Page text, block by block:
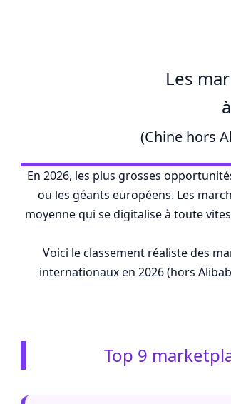
Les
(Chine hors
En 2026, les plus grosses
ou les géants européens. Les
moyenne qui se digitalise à toute
Voici le classement réaliste des
internationaux en 2026 (hors
Top 9